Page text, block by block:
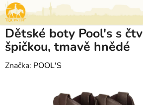
Přejít
na
obsah
Dětské boty Pool's s
špičkou, tmavě hnědé
Značka: POOL'S